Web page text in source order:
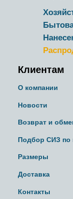
Клиентам
О компании
Новости
Возврат и
Подбор СИЗ по
Размеры
Доставка
Контакты